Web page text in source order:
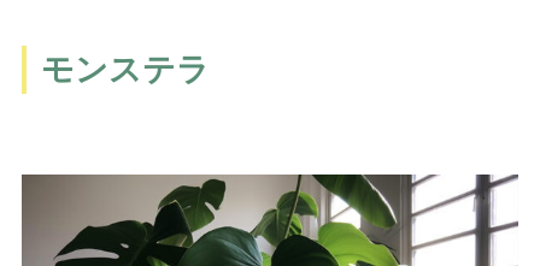
モンステラ